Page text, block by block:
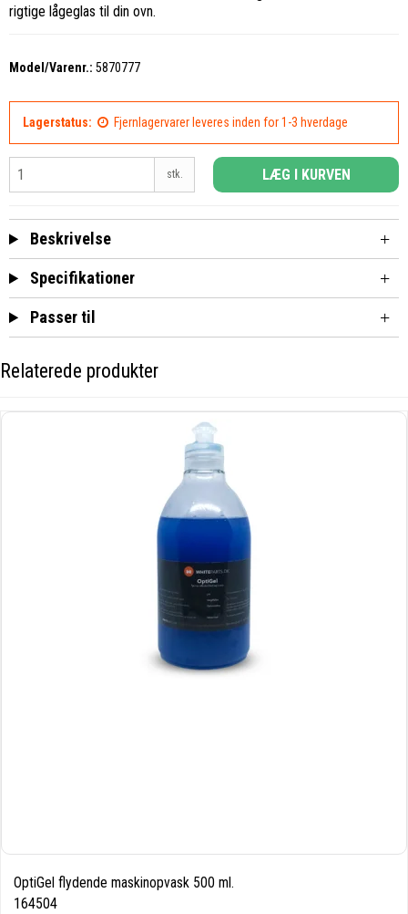
rigtige lågeglas til din ovn.
Model/Varenr.: 5870777
Lagerstatus: Fjernlagervarer leveres inden for 1-3 hverdage
stk. LÆG I KURVEN
Beskrivelse
Specifikationer
Passer til
Relaterede produkter
OptiGel flydende maskinopvask 500 ml.
164504